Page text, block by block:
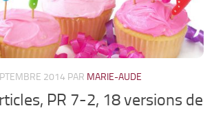
2014 PAR MARIE-AUDE
PR 7-2, 18 versions de